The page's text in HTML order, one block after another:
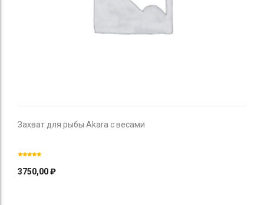
Захват для рыбы Akara с весами
3750,00₽